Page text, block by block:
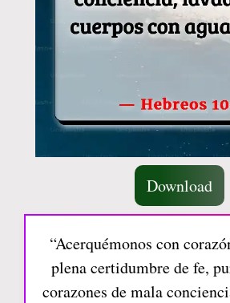
Download
“Acerquémonos con
plena certidumbre de fe,
corazones de mala